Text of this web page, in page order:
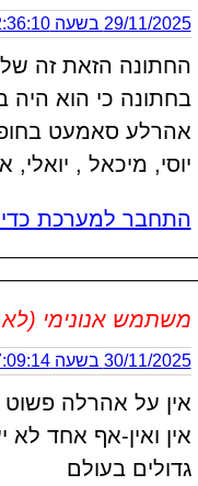
29/11/2025 בשעה 22:36:10
החתונה הזאת זה של
בחתונה כי הוא
אהרלע סאמעט
יוסי, מיכאל , יואלי,
התחבר למערכת
משתמש אנונימי (לא
30/11/2025 בשעה 17:09:14
אין על אהרלה
אין ואין-אף אחד לא
גדולים בעולם